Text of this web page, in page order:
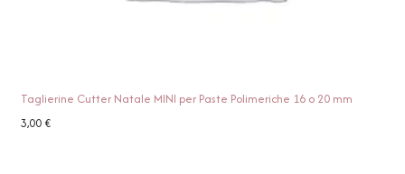
Taglierine Cutter Natale MINI per Paste Polimeriche 16 o 20 mm
3,00€